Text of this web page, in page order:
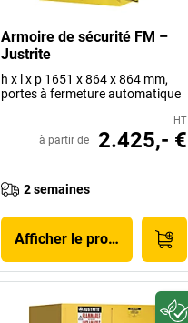
Armoire de sécurité FM –
Justrite
h x l x p 1651 x 864 x 864 mm,
portes à fermeture automatique
HT
à partir de 2.425,- €
2 semaines
Afficher le produit